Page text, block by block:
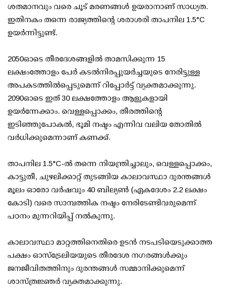
ശതമാനവും വരെ ചൂട് മരണങ്ങൾ ഉയരാനാണ് സാധ്യത.
ഇതിനകം തന്നെ രാജ്യത്തിന്റെ ശരാശരി താപനില 1.5°C
ഉയർന്നിട്ടുണ്ട്.
2050ഓടെ തീരദേശങ്ങളിൽ താമസിക്കുന്ന 15
ലക്ഷംത്തോളം പേർ കടൽനിരപ്പുയർച്ചയുടെ നേരിട്ടുള്ള
അപകടത്തിൽപ്പെടുമെന്ന് റിപ്പോർട്ട് വ്യക്തമാക്കുന്നു.
2090ഓടെ ഇത് 30 ലക്ഷത്തോളം ആളുകളായി
ഉയർന്നേക്കാം. വെള്ളപ്പൊക്കം, തീരത്തിന്റെ
ഇടിഞ്ഞുപോകൽ, ഭൂമി നഷ്ടം എന്നിവ വലിയ തോതിൽ
വർധിക്കുമെന്നാണ് കണക്ക്.
താപനില 1.5°C-ൽ തന്നെ നിയന്ത്രിച്ചാലും, വെള്ളപ്പൊക്കം,
കാട്ടുതീ, ചുഴലിക്കാറ്റ് തുടങ്ങിയ കാലാവസ്ഥാ ദുരന്തങ്ങൾ
മൂലം ഓരോ വർഷവും 40 ബില്യൺ (ഏകദേശം ₹2.2 ലക്ഷം
കോടി) വരെ സാമ്പത്തിക നഷ്ടം നേരിടേണ്ടിവരുമെന്ന്
പഠനം മുന്നറിയിപ്പ് നൽകുന്നു.
കാലാവസ്ഥാ മാറ്റത്തിനെതിരെ ഉടൻ നടപടിയെടുക്കാത്ത
പക്ഷം ഓസ്‌ട്രേലിയയുടെ തീരദേശ നഗരങ്ങൾക്കും
ജനജീവിതത്തിനും ദുരന്തങ്ങൾ സമ്മാനിക്കുമെന്ന്
ശാസ്ത്രജ്ഞർ വ്യക്തമാക്കുന്നു.